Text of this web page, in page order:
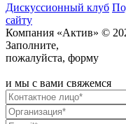
Дискуссионный клуб
сайту
Компания «Актив» ©
Заполните,
пожалуйста, форму
и мы с вами свяжемся